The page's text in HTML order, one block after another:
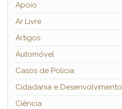
Apoio
Ar Livre
Artigos
Automóvel
Casos de Polícia
Cidadania e Desenvolvimento
Ciência